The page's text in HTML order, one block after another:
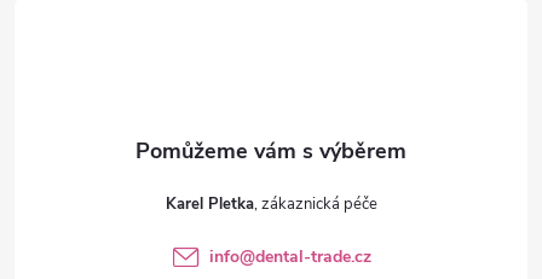
Karel Pletka
info@dental-trade.cz